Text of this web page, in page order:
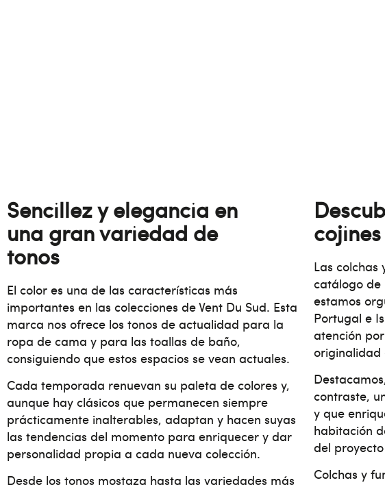
Sencillez y elegancia en
una gran variedad de
tonos
El color es una de las características más
importantes en las colecciones de Vent Du Sud. Esta
marca nos ofrece los tonos de actualidad para la
ropa de cama y para las toallas de baño,
consiguiendo que estos espacios se vean actuales.
Cada temporada renuevan su paleta de colores y,
aunque hay clásicos que permanecen siempre
prácticamente inalterables, adaptan y hacen suyas
las tendencias del momento para enriquecer y dar
personalidad propia a cada nueva colección.
Desde los tonos mostaza hasta las variedades más
Las colchas
catálogo
estamos
Portugal e
atención
originalidad
contraste,
y que
habitación
del
Colchas y